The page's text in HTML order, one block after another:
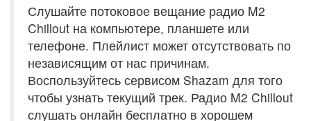
Слушайте потоковое вещание радио M2
Chillout на компьютере, планшете или
телефоне. Плейлист может отсутствовать по
независящим от нас причинам.
Воспользуйтесь сервисом Shazam для того
чтобы узнать текущий трек. Радио M2 Chillout
слушать онлайн бесплатно в хорошем